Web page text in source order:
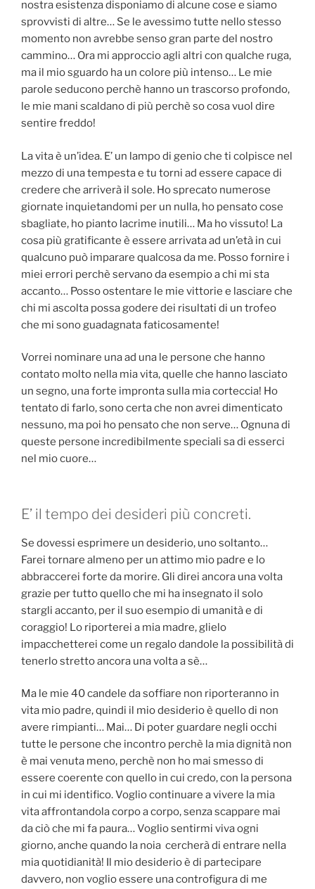
nostra esistenza disponiamo di alcune cose e siamo
sprovvisti di altre… Se le avessimo tutte nello stesso
momento non avrebbe senso gran parte del nostro
cammino… Ora mi approccio agli altri con qualche ruga,
ma il mio sguardo ha un colore più intenso… Le mie
parole seducono perchè hanno un trascorso profondo,
le mie mani scaldano di più perchè so cosa vuol dire
sentire freddo!
La vita è un’idea. E’ un lampo di genio che ti colpisce nel
mezzo di una tempesta e tu torni ad essere capace di
credere che arriverà il sole. Ho sprecato numerose
giornate inquietandomi per un nulla, ho pensato cose
sbagliate, ho pianto lacrime inutili… Ma ho vissuto! La
cosa più gratificante è essere arrivata ad un’età in cui
qualcuno può imparare qualcosa da me. Posso fornire i
miei errori perchè servano da esempio a chi mi sta
accanto… Posso ostentare le mie vittorie e lasciare che
chi mi ascolta possa godere dei risultati di un trofeo
che mi sono guadagnata faticosamente!
Vorrei nominare una ad una le persone che hanno
contato molto nella mia vita, quelle che hanno lasciato
un segno, una forte impronta sulla mia corteccia! Ho
tentato di farlo, sono certa che non avrei dimenticato
nessuno, ma poi ho pensato che non serve… Ognuna di
queste persone incredibilmente speciali sa di esserci
nel mio cuore…
E’ il tempo dei desideri più concreti.
Se dovessi esprimere un desiderio, uno soltanto…
Farei tornare almeno per un attimo mio padre e lo
abbraccerei forte da morire. Gli direi ancora una volta
grazie per tutto quello che mi ha insegnato il solo
stargli accanto, per il suo esempio di umanità e di
coraggio! Lo riporterei a mia madre, glielo
impacchetterei come un regalo dandole la possibilità di
tenerlo stretto ancora una volta a sè…
Ma le mie 40 candele da soffiare non riporteranno in
vita mio padre, quindi il mio desiderio è quello di non
avere rimpianti… Mai… Di poter guardare negli occhi
tutte le persone che incontro perchè la mia dignità non
è mai venuta meno, perchè non ho mai smesso di
essere coerente con quello in cui credo, con la persona
in cui mi identifico. Voglio continuare a vivere la mia
vita affrontandola corpo a corpo, senza scappare mai
da ciò che mi fa paura… Voglio sentirmi viva ogni
giorno, anche quando la noia cercherà di entrare nella
mia quotidianità! Il mio desiderio è di partecipare
davvero, non voglio essere una controfigura di me